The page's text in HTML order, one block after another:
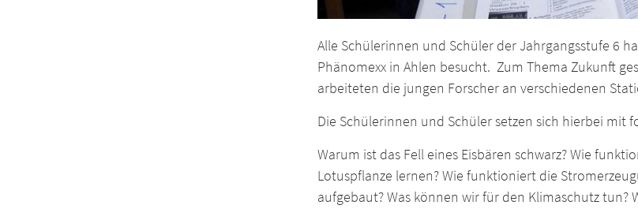
Alle Schülerinnen und Schüler der Jahrgangsstufe 6
Phänomexx in Ahlen besucht. Zum Thema Zukunft
arbeiteten die jungen Forscher an verschiedenen
Die Schülerinnen und Schüler setzen sich hierbei mit
Warum ist das Fell eines Eisbären schwarz? Wie
Lotuspflanze lernen? Wie funktioniert die
aufgebaut? Was können wir für den Klimaschutz